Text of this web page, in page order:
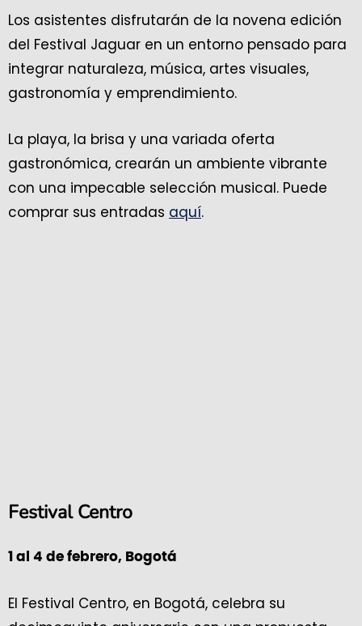
Los asistentes disfrutarán de la novena edición
del Festival Jaguar en un entorno pensado para
integrar naturaleza, música, artes visuales,
gastronomía y emprendimiento.
La playa, la brisa y una variada oferta
gastronómica, crearán un ambiente vibrante
con una impecable selección musical. Puede
comprar sus entradas aquí.
Festival Centro
1 al 4 de febrero, Bogotá
El Festival Centro, en Bogotá, celebra su